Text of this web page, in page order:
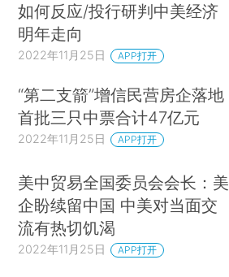
如何反应/投行研判中美经济
明年走向
2022年11月25日 APP打开
“第二支箭”增信民营房企落地
首批三只中票合计47亿元
2022年11月25日 APP打开
美中贸易全国委员会会长：美
企盼续留中国 中美对当面交
流有热切饥渴
2022年11月25日 APP打开